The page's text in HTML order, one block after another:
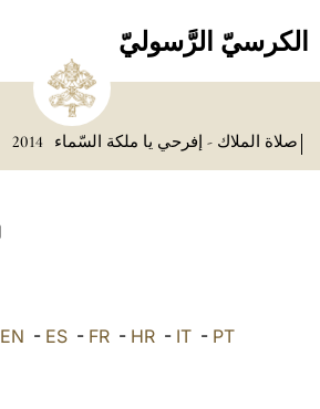
الكرسيّ الرَّسوليّ
صلاة الملاك - إفرحي يا ملكة السّماء 2014
EN - ES- FR- HR- IT- PT